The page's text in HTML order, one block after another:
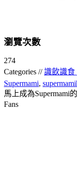
瀏覽次數
274
Categories //識飲識食
Supermami,
馬上成為Supermami的
Fans